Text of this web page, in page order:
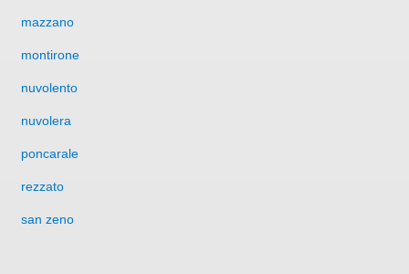
mazzano
montirone
nuvolento
nuvolera
poncarale
rezzato
san zeno